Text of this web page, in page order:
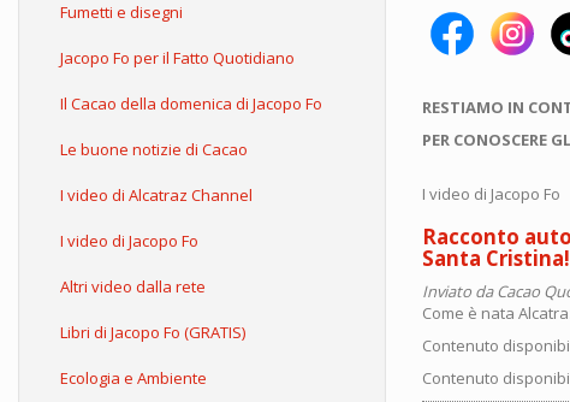
Fumetti e disegni
Jacopo Fo per il Fatto Quotidiano
Il Cacao della domenica di Jacopo Fo
Le buone notizie di Cacao
I video di Alcatraz Channel
I video di Jacopo Fo
Altri video dalla rete
Libri di Jacopo Fo (GRATIS)
Ecologia e Ambiente
RESTIAMO IN
PER CONOSCERE
I video di Jacopo Fo
Racconto
Santa Cristina!
Inviato daCacao
Come è nata
Contenuto
Contenuto